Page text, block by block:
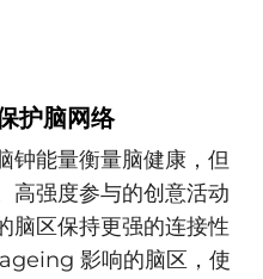
护脑网络
钟能量衡量脑健康，但
高强度参与的创意活动
脑区保持更强的连接性
影响的脑区，使